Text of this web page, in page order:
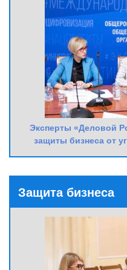
Эксперты «Деловой
защиты бизнеса от
Защита бизнеса